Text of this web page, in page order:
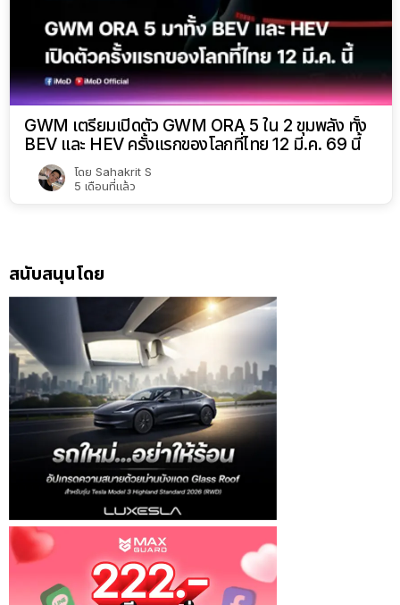
GWM เตรียมเปิดตัว GWM ORA 5 ใน 2 ขุมพลัง ทั้ง
BEV และ HEV ครั้งแรกของโลกที่ไทย 12 มี.ค. 69 นี้
โดย Sahakrit S
5 เดือนที่แล้ว
สนับสนุนโดย